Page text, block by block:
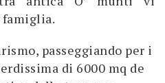
passeggiando per i
di 6000 mq de